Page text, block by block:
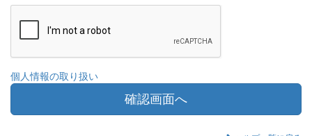
個人情報の取り扱い
確認画面へ